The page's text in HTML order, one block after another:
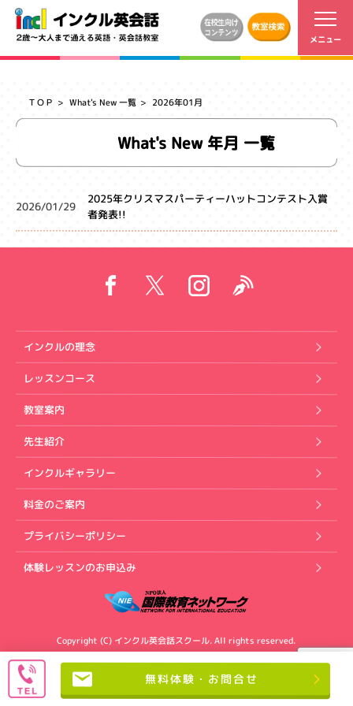
ＴＯＰ What's New 一覧 2026年01月
What's New 年月 一覧
2026/01/29
2025年クリスマスパーティーハットコンテスト入賞
者発表!!
インクルの理念
レッスンコース
教室案内
先生紹介
インクルギャラリー
料金のご案内
プライバシーポリシー
体験レッスンのお申込み
Copyright (C) インクル英会話スクール. All rights reserved.
無料体験・お問合せ